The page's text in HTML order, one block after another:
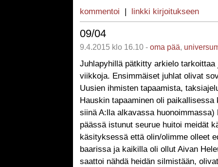
kommentoi | linkki kirjoitukseen
09/04
9.4.2015 klo 16.10 - oma pää,
Juhlapyhillä pätkitty arkielo
viikkoja. Ensimmäiset juhlat olivat
Uusien ihmisten tapaamista,
Hauskin tapaaminen oli
siinä A:lla alkavassa huonoimmassa)
päässä istunut seurue huitoi meidät
käsityksessä että olin/olimme olleet
baarissa ja kaikilla oli ollut Aivan Hele
saattoi nähdä heidän silmistään,